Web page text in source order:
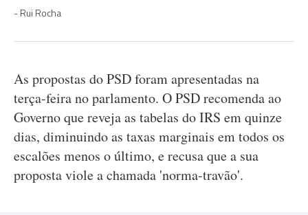
Rui Rocha
As propostas do PSD foram apresentadas na
terça-feira no parlamento. O PSD recomenda ao
Governo que reveja as tabelas do IRS em quinze
dias, diminuindo as taxas marginais em todos os
escalões menos o último, e recusa que a sua
proposta viole a chamada 'norma-travão'.